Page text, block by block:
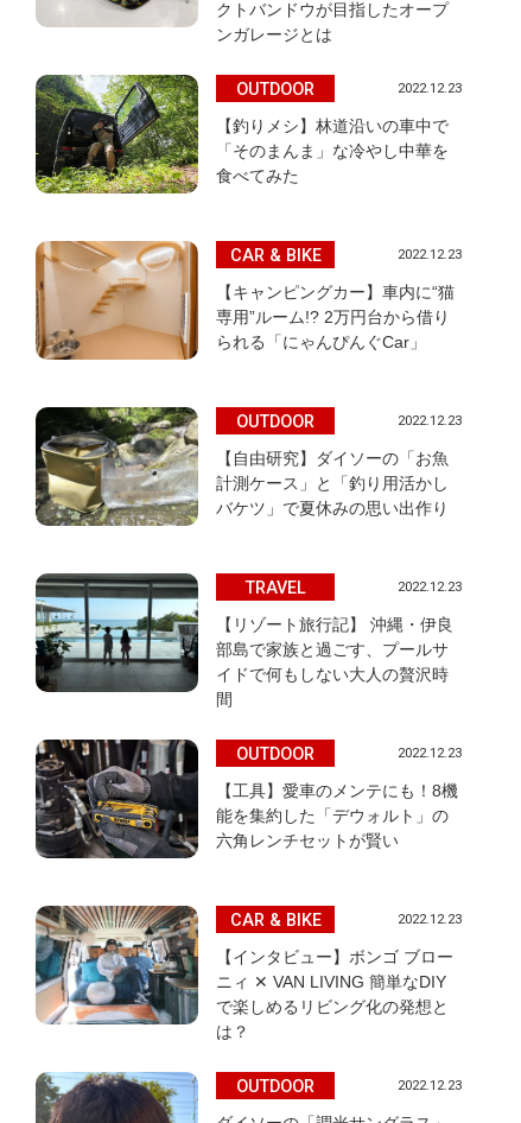
クトバンドウが目指したオープ
ンガレージとは
OUTDOOR 2022.12.23
【釣りメシ】林道沿いの車中で
「そのまんま」な冷やし中華を
食べてみた
CAR & BIKE 2022.12.23
【キャンピングカー】車内に“猫
専用”ルーム!? 2万円台から借り
られる「にゃんぴんぐCar」
OUTDOOR 2022.12.23
【自由研究】ダイソーの「お魚
計測ケース」と「釣り用活かし
バケツ」で夏休みの思い出作り
TRAVEL 2022.12.23
【リゾート旅行記】 沖縄・伊良
部島で家族と過ごす、プールサ
イドで何もしない大人の贅沢時
間
OUTDOOR 2022.12.23
【工具】愛車のメンテにも！8機
能を集約した「デウォルト」の
六角レンチセットが賢い
CAR & BIKE 2022.12.23
【インタビュー】ボンゴ ブロー
ニィ ✕ VAN LIVING 簡単なDIY
で楽しめるリビング化の発想と
は？
OUTDOOR 2022.12.23